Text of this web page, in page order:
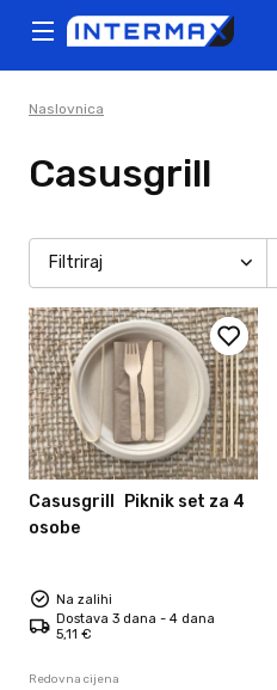
Naslovnica
Casusgrill
Filtriraj
Casusgrill
Piknik set za 4
osobe
Na zalihi
Dostava 3 dana - 4 dana
5,11 €
Redovna cijena